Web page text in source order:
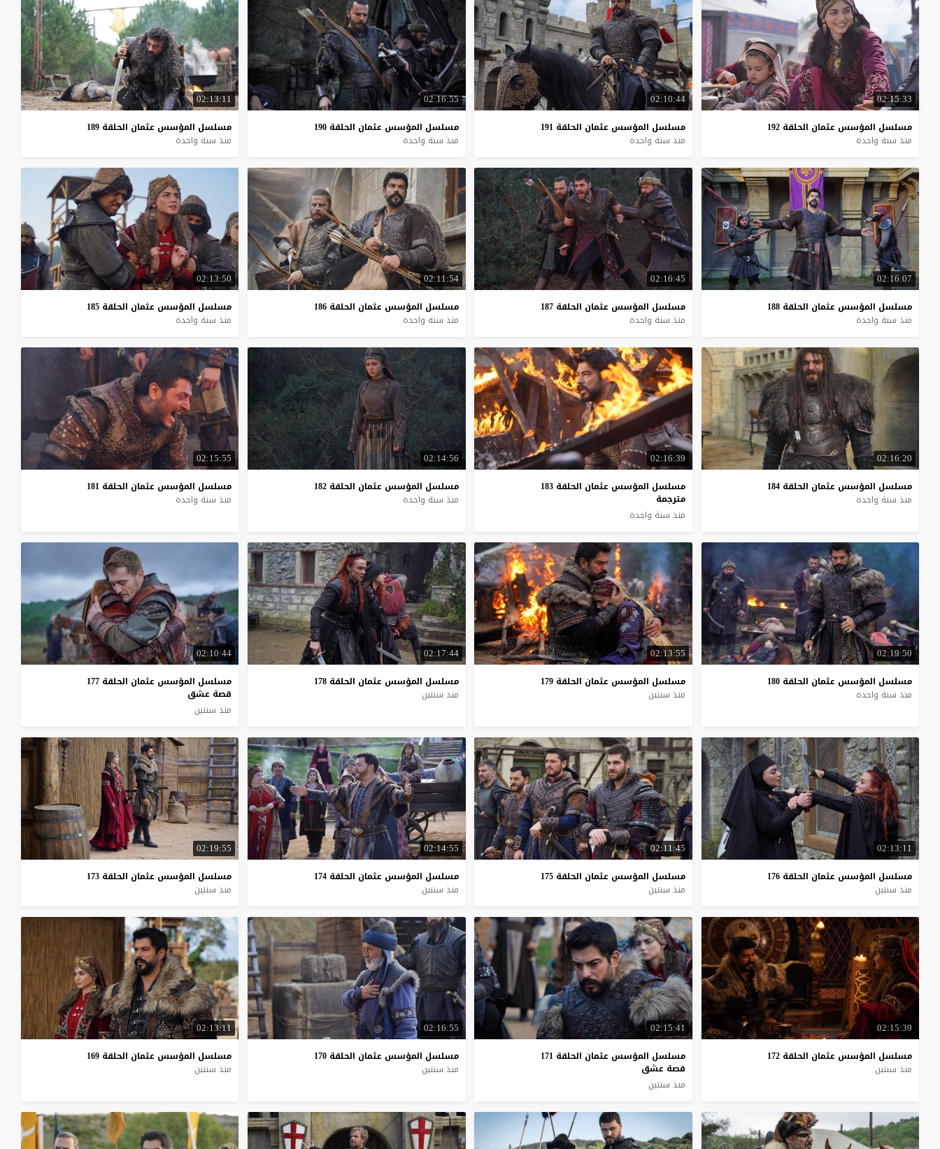
02:15:33
مسلسل المؤسس عثمان الحلقة 192
منذ سنة واحدة
02:10:44
مسلسل المؤسس عثمان الحلقة 191
منذ سنة واحدة
02:16:55
مسلسل المؤسس عثمان الحلقة 190
منذ سنة واحدة
02:13:11
مسلسل المؤسس عثمان الحلقة 189
منذ سنة واحدة
02:16:07
مسلسل المؤسس عثمان الحلقة 188
منذ سنة واحدة
02:16:45
مسلسل المؤسس عثمان الحلقة 187
منذ سنة واحدة
02:11:54
مسلسل المؤسس عثمان الحلقة 186
منذ سنة واحدة
02:13:50
مسلسل المؤسس عثمان الحلقة 185
منذ سنة واحدة
02:16:20
مسلسل المؤسس عثمان الحلقة 184
منذ سنة واحدة
02:16:39
مسلسل المؤسس عثمان الحلقة 183
مترجمة
منذ سنة واحدة
02:14:56
مسلسل المؤسس عثمان الحلقة 182
منذ سنة واحدة
02:15:55
مسلسل المؤسس عثمان الحلقة 181
منذ سنة واحدة
02:19:50
مسلسل المؤسس عثمان الحلقة 180
منذ سنة واحدة
02:13:55
مسلسل المؤسس عثمان الحلقة 179
منذ سنتين
02:17:44
مسلسل المؤسس عثمان الحلقة 178
منذ سنتين
02:10:44
مسلسل المؤسس عثمان الحلقة 177
قصة عشق
منذ سنتين
02:13:11
مسلسل المؤسس عثمان الحلقة 176
منذ سنتين
02:11:45
مسلسل المؤسس عثمان الحلقة 175
منذ سنتين
02:14:55
مسلسل المؤسس عثمان الحلقة 174
منذ سنتين
02:19:55
مسلسل المؤسس عثمان الحلقة 173
منذ سنتين
02:15:39
مسلسل المؤسس عثمان الحلقة 172
منذ سنتين
02:15:41
مسلسل المؤسس عثمان الحلقة 171
قصة عشق
منذ سنتين
02:16:55
مسلسل المؤسس عثمان الحلقة 170
منذ سنتين
02:13:11
مسلسل المؤسس عثمان الحلقة 169
منذ سنتين